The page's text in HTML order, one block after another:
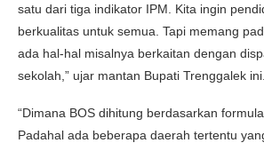
satu dari tiga indikator IPM. Kita ingin
berkualitas untuk semua. Tapi memang
ada hal-hal misalnya berkaitan dengan
sekolah,” ujar mantan Bupati Trenggalek ini.
“Dimana BOS dihitung berdasarkan
Padahal ada beberapa daerah tertentu